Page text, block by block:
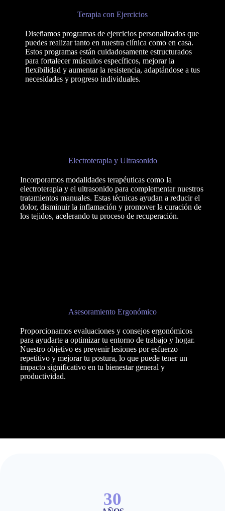
Terapia con Ejercicios
Diseñamos programas de ejercicios personalizados que
puedes realizar tanto en nuestra clínica como en casa.
Estos programas están cuidadosamente estructurados
para fortalecer músculos específicos, mejorar la
flexibilidad y aumentar la resistencia, adaptándose a tus
necesidades y progreso individuales.
Electroterapia y Ultrasonido
Incorporamos modalidades terapéuticas como la
electroterapia y el ultrasonido para complementar nuestros
tratamientos manuales. Estas técnicas ayudan a reducir el
dolor, disminuir la inflamación y promover la curación de
los tejidos, acelerando tu proceso de recuperación.
Asesoramiento Ergonómico
Proporcionamos evaluaciones y consejos ergonómicos
para ayudarte a optimizar tu entorno de trabajo y hogar.
Nuestro objetivo es prevenir lesiones por esfuerzo
repetitivo y mejorar tu postura, lo que puede tener un
impacto significativo en tu bienestar general y
productividad.
30